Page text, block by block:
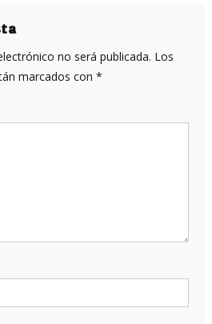
no será publicada. Los
marcados con *